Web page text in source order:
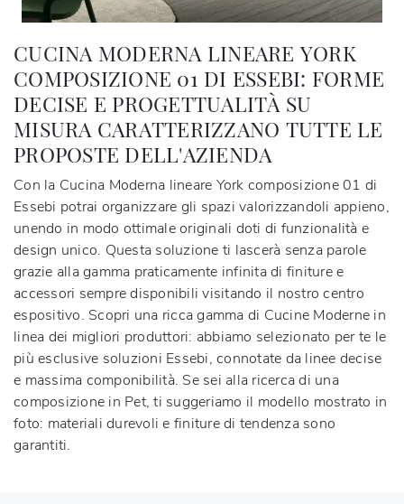
CUCINA MODERNA LINEARE YORK
COMPOSIZIONE 01 DI ESSEBI: FORME
DECISE E PROGETTUALITÀ SU
MISURA CARATTERIZZANO TUTTE LE
PROPOSTE DELL'AZIENDA
Con la Cucina Moderna lineare York composizione 01 di
Essebi potrai organizzare gli spazi valorizzandoli appieno,
unendo in modo ottimale originali doti di funzionalità e
design unico. Questa soluzione ti lascerà senza parole
grazie alla gamma praticamente infinita di finiture e
accessori sempre disponibili visitando il nostro centro
espositivo. Scopri una ricca gamma di Cucine Moderne in
linea dei migliori produttori: abbiamo selezionato per te le
più esclusive soluzioni Essebi, connotate da linee decise
e massima componibilità. Se sei alla ricerca di una
composizione in Pet, ti suggeriamo il modello mostrato in
foto: materiali durevoli e finiture di tendenza sono
garantiti.